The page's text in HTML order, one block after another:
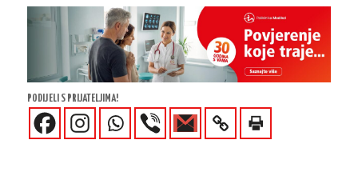
PODIJELI S PRIJATELJIMA!